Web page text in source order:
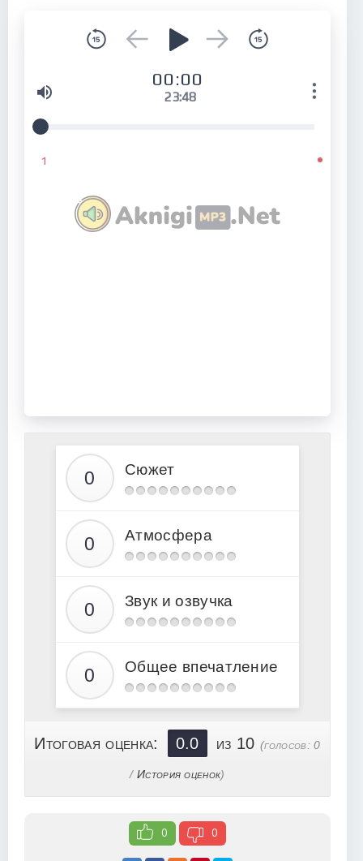
00:00
23:48
1
Сюжет
Атмосфера
Звук и озвучка
Общее впечатление
Итоговая оценка: 0.0 из 10(голосов:0
/ История оценок)
0 0